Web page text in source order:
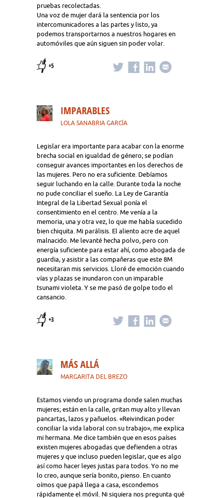
pruebas recolectadas.
Una voz de mujer dará la sentencia por los
intercomunicadores a las partes y listo, ya
podemos transportarnos a nuestros hogares en
automóviles que aún siguen sin poder volar.
+5
IMPARABLES
LOLA SANABRIA GARCÍA
Legislar era importante para acabar con la enorme
brecha social en igualdad de género; se podían
conseguir avances importantes en los derechos de
las mujeres. Pero no era suficiente. Debíamos
seguir luchando en la calle. Durante toda la noche
no pude conciliar el sueño. La Ley de Garantía
Integral de la Libertad Sexual ponía el
consentimiento en el centro. Me venía a la
memoria, una y otra vez, lo que me había sucedido
bien chiquita. Mi parálisis. El aliento acre de aquel
malnacido. Me levanté hecha polvo, pero con
energía suficiente para estar ahí, como abogada de
guardia, y asistir a las compañeras que este 8M
necesitaran mis servicios. Lloré de emoción cuando
vías y plazas se inundaron con un imparable
tsunami violeta. Y se me pasó de golpe todo el
cansancio.
+3
MÁS ALLÁ
MARGARITA DEL BREZO
Estamos viendo un programa donde salen muchas
mujeres; están en la calle, gritan muy alto y llevan
pancartas, lazos y pañuelos. «Reivindican poder
conciliar la vida laboral con su trabajo», me explica
mi hermana. Me dice también que en esos países
existen mujeres abogadas que defienden a otras
mujeres y que incluso pueden legislar, que es algo
así como hacer leyes justas para todos. Yo no me
lo creo, aunque sería bonito, pienso. En cuanto
oímos que papá llega a casa, escondemos
rápidamente el móvil. Ni siquiera nos pregunta qué